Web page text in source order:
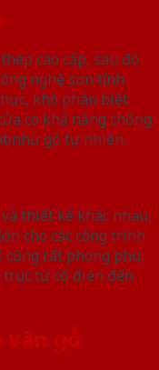
cao cấp, sau đó
nghệ sơn tĩnh
khó phân biệt
có khả năng chống
như gỗ tự nhiên.
thiết kế khác nhau,
cho các công trình
cũng rất phong phú,
từ cổ điển đến
vân gỗ